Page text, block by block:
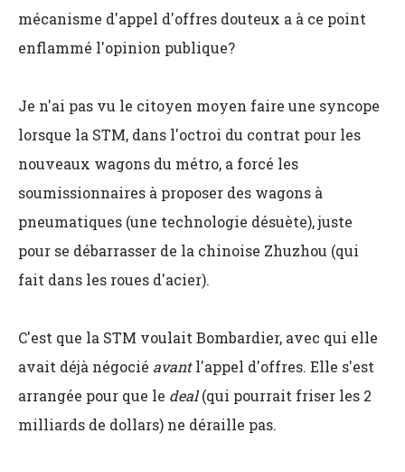
mécanisme d'appel d'offres douteux a à ce point
enflammé l'opinion publique?
Je n'ai pas vu le citoyen moyen faire une syncope
lorsque la STM, dans l'octroi du contrat pour les
nouveaux wagons du métro, a forcé les
soumissionnaires à proposer des wagons à
pneumatiques (une technologie désuète), juste
pour se débarrasser de la chinoise Zhuzhou (qui
fait dans les roues d'acier).
C'est que la STM voulait Bombardier, avec qui elle
avait déjà négocié avantl'appel d'offres. Elle s'est
arrangée pour que le deal(qui pourrait friser les 2
milliards de dollars) ne déraille pas.